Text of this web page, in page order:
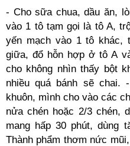
- Cho sữa chua, dầu ăn,
vào 1 tô tạm gọi là tô A,
yến mạch vào 1 tô khác,
giữa, đổ hỗn hợp ở tô A
cho không nhìn thấy bột
nhiều quá bánh sẽ chai.
khuôn, mình cho vào các
nửa chén hoặc 2/3 chén,
mang hấp 30 phút, dùng
Thành phẩm thơm nức